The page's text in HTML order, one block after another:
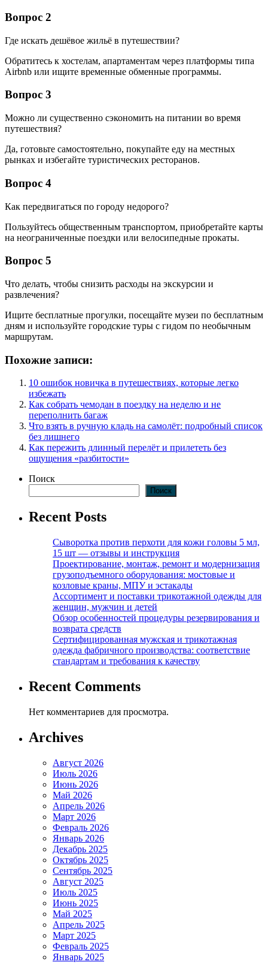
Вопрос 2
Где искать дешёвое жильё в путешествии?
Обратитесь к хостелам, апартаментам через платформы типа
Airbnb или ищите временные обменные программы.
Вопрос 3
Можно ли существенно сэкономить на питании во время
путешествия?
Да, готовьте самостоятельно, покупайте еду на местных
рынках и избегайте туристических ресторанов.
Вопрос 4
Как передвигаться по городу недорого?
Пользуйтесь общественным транспортом, приобретайте карты
на неограниченные поездки или велосипедные прокаты.
Вопрос 5
Что делать, чтобы снизить расходы на экскурсии и
развлечения?
Ищите бесплатные прогулки, посещайте музеи по бесплатным
дням и используйте городские туры с гидом по необычным
маршрутам.
Похожие записи:
10 ошибок новичка в путешествиях, которые легко
избежать
Как собрать чемодан в поездку на неделю и не
переполнить багаж
Что взять в ручную кладь на самолёт: подробный список
без лишнего
Как пережить длинный перелёт и прилететь без
ощущения «разбитости»
Поиск
Поиск
Recent Posts
Сыворотка против перхоти для кожи головы 5 мл,
15 шт — отзывы и инструкция
Проектирование, монтаж, ремонт и модернизация
грузоподъемного оборудования: мостовые и
козловые краны, МПУ и эстакады
Ассортимент и поставки трикотажной одежды для
женщин, мужчин и детей
Обзор особенностей процедуры резервирования и
возврата средств
Сертифицированная мужская и трикотажная
одежда фабричного производства: соответствие
стандартам и требования к качеству
Recent Comments
Нет комментариев для просмотра.
Archives
Август 2026
Июль 2026
Июнь 2026
Май 2026
Апрель 2026
Март 2026
Февраль 2026
Январь 2026
Декабрь 2025
Октябрь 2025
Сентябрь 2025
Август 2025
Июль 2025
Июнь 2025
Май 2025
Апрель 2025
Март 2025
Февраль 2025
Январь 2025